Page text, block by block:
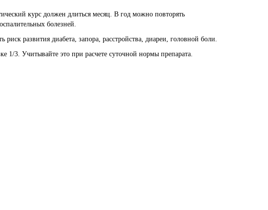
курс должен длиться месяц. В год можно повторять
болезней.
развития диабета, запора, расстройства, диареи, головной боли.
1/3. Учитывайте это при расчете суточной нормы препарата.